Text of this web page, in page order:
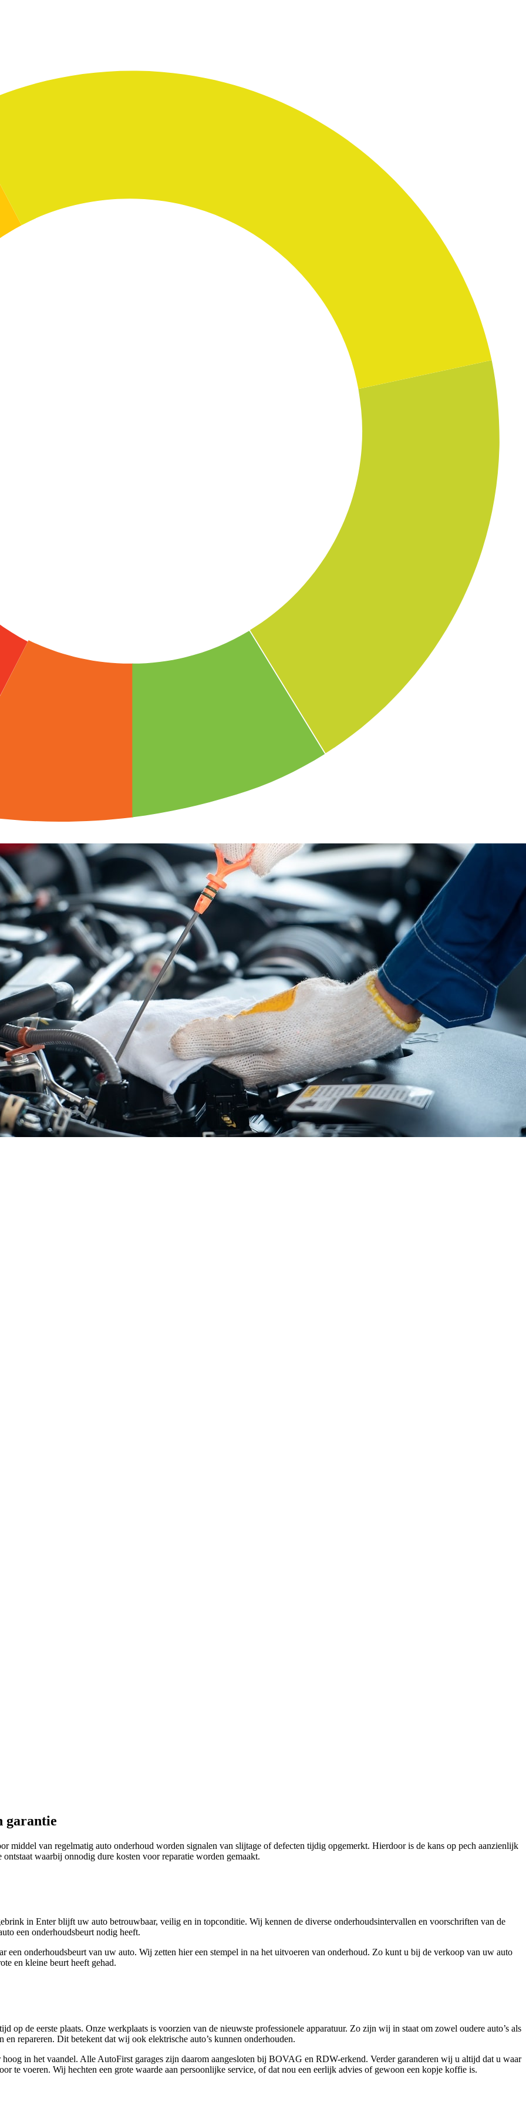
garantie
middel van regelmatig auto onderhoud worden signalen van slijtage of defecten tijdig opgemerkt. Hierdoor is de kans op pech aanzienlijk
waarbij onnodig dure kosten voor reparatie worden gemaakt.
in Enter blijft uw auto betrouwbaar, veilig en in topconditie. Wij kennen de diverse onderhoudsintervallen en voorschriften van de
een onderhoudsbeurt nodig heeft.
een onderhoudsbeurt van uw auto. Wij zetten hier een stempel in na het uitvoeren van onderhoud. Zo kunt u bij de verkoop van uw auto
en kleine beurt heeft gehad.
de eerste plaats. Onze werkplaats is voorzien van de nieuwste professionele apparatuur. Zo zijn wij in staat om zowel oudere auto’s als
en repareren. Dit betekent dat wij ook elektrische auto’s kunnen onderhouden.
in het vaandel. Alle AutoFirst garages zijn daarom aangesloten bij BOVAG en RDW-erkend. Verder garanderen wij u altijd dat u waar
voeren. Wij hechten een grote waarde aan persoonlijke service, of dat nou een eerlijk advies of gewoon een kopje koffie is.